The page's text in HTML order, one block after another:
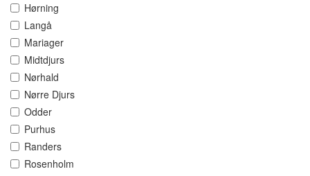
Hørning
Langå
Mariager
Midtdjurs
Nørhald
Nørre Djurs
Odder
Purhus
Randers
Rosenholm